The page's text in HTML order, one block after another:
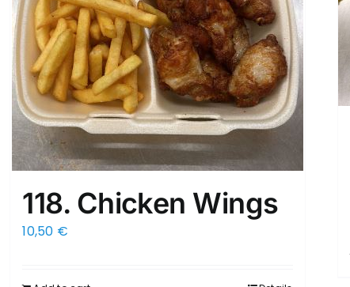
118. Chicken Wings
10,50 €